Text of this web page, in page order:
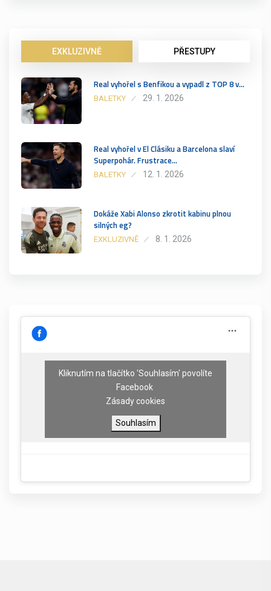
EXKLUZIVNĚ PŘESTUPY
Real vyhořel s Benfikou a vypadl z TOP 8 v…
BALETKY 29. 1. 2026
Real vyhořel v El Clásiku a Barcelona slaví
Superpohár. Frustrace…
BALETKY 12. 1. 2026
Dokáže Xabi Alonso zkrotit kabinu plnou
silných eg?
EXKLUZIVNĚ 8. 1. 2026
Kliknutím na tlačítko 'Souhlasím' povolíte
Facebook
Zásady cookies
Souhlasím